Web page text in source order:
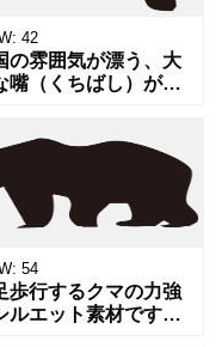
42
の雰囲気が漂う、大
嘴（くちばし）が特
ルをテーマにした作
馴染みます。リゾー
のチラシやアパレル
イ
54
歩行するクマの力強
ルエット素材です。